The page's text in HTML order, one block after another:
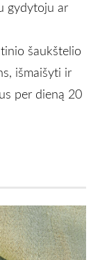
gydytoju ar
šaukštelio
išmaišyti ir
per dieną 20